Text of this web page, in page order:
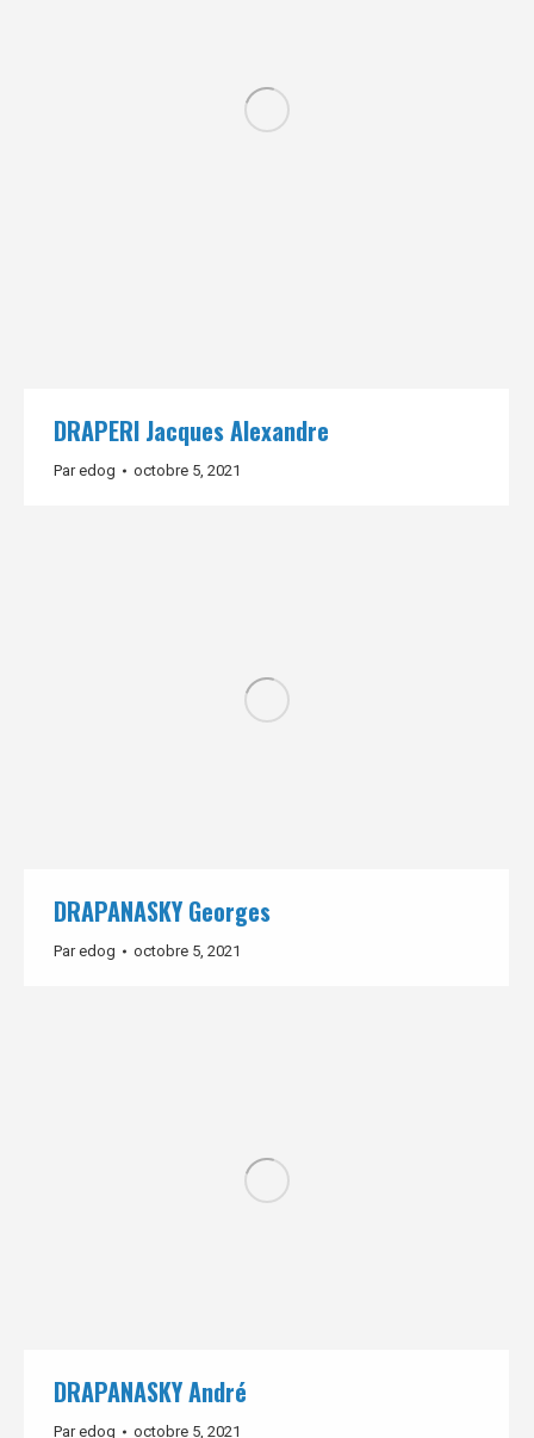
DRAPERI Jacques Alexandre
Paredog octobre 5, 2021
DRAPANASKY Georges
Paredog octobre 5, 2021
DRAPANASKY André
Paredog octobre 5, 2021